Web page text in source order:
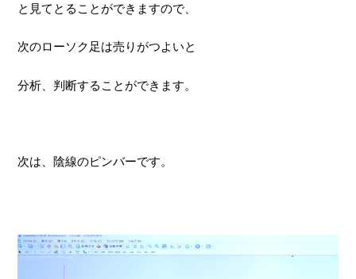
と見てとることができますので、
次のローソク足は売りがつよいと
分析、判断することができます。
次は、陰線のピンバーです。